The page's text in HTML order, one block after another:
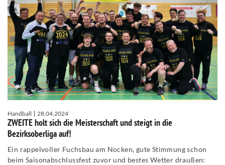
Handball 28.04.2024
ZWEITE holt sich die Meisterschaft und steigt in die
Bezirksoberliga auf!
Ein rappelvoller Fuchsbau am Nocken, gute Stimmung schon
beim Saisonabschlussfest zuvor und bestes Wetter draußen: